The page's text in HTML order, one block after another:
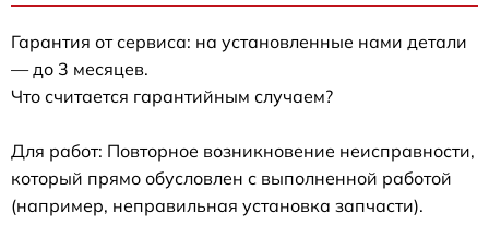
Гарантия от сервиса: на установленные нами детали
— до 3 месяцев.
Что считается гарантийным случаем?
Для работ: Повторное возникновение неисправности,
который прямо обусловлен с выполненной работой
(например, неправильная установка запчасти).